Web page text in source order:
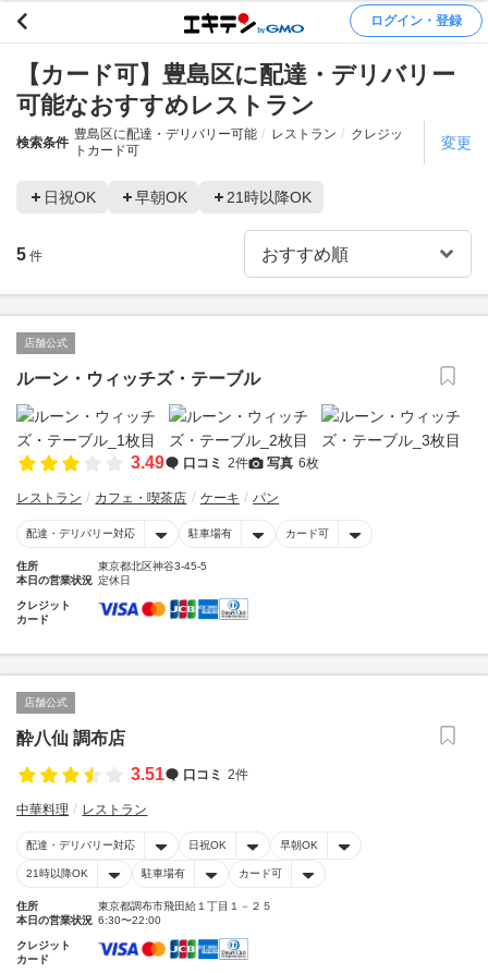
ログイン・登録
【カード可】豊島区に配達・デリバリー
可能なおすすめレストラン
検索条件
豊島区に配達・デリバリー可能 レストラン
クレジッ
トカード可
変更
日祝OK 早朝OK 21時以降OK
5 件
店舗公式
ルーン・ウィッチズ・テーブル
3.49 口コミ 2件 写真 6枚
レストラン カフェ・喫茶店 ケーキ パン
配達・デリバリー対応 駐車場有 カード可
住所
東京都北区神谷3-45-5
本日の営業状況 定休日
クレジット
カード
店舗公式
酔八仙 調布店
3.51
口コミ 2件
中華料理 レストラン
配達・デリバリー対応 日祝OK 早朝OK
21時以降OK 駐車場有 カード可
住所
東京都調布市飛田給１丁目１－２５
本日の営業状況 6:30〜22:00
クレジット
カード